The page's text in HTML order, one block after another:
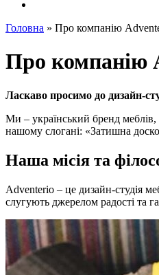
Головна » Про компанію
Про компанію
Ласкаво просимо до дизайн-
Ми – український бренд
нашому слогані: «Затишна
Наша місія та
Adventerio – це дизайн-студія
слугують джерелом радості та